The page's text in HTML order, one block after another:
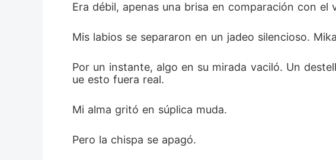
Era débil, apenas una brisa en comparación con
Mis labios se separaron en un jadeo silencioso.
Por un instante, algo en su mirada vaciló. Un
ue esto fuera real.
Mi alma gritó en súplica muda.
Pero la chispa se apagó.